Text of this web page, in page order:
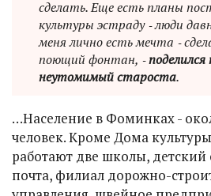
сделать. Еще есть планы
культуры эстраду ‑ люди
меня лично есть мечта ‑
поющий фонтан, ‑
неутомимый староста.
…Население в Фоминках -
человек. Кроме Дома
работают две школы, детский
почта, филиал дорожно-